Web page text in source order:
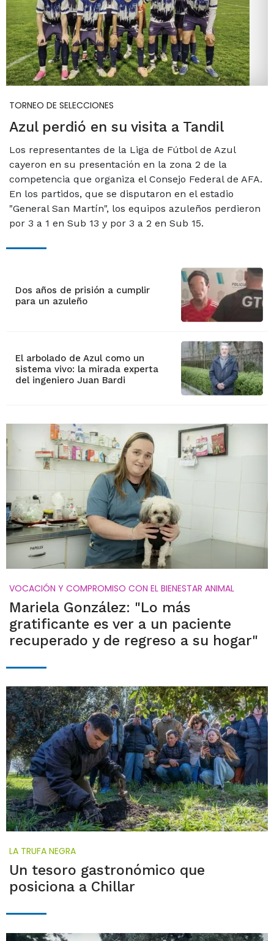
TORNEO DE SELECCIONES
Azul perdió en su visita a Tandil
Los representantes de la Liga de Fútbol de Azul
cayeron en su presentación en la zona 2 de la
competencia que organiza el Consejo Federal de AFA.
En los partidos, que se disputaron en el estadio
"General San Martín", los equipos azuleños perdieron
por 3 a 1 en Sub 13 y por 3 a 2 en Sub 15.
Dos años de prisión a cumplir
para un azuleño
El arbolado de Azul como un
sistema vivo: la mirada experta
del ingeniero Juan Bardi
VOCACIÓN Y COMPROMISO CON EL BIENESTAR ANIMAL
Mariela González: "Lo más
gratificante es ver a un paciente
recuperado y de regreso a su hogar"
LA TRUFA NEGRA
Un tesoro gastronómico que
posiciona a Chillar